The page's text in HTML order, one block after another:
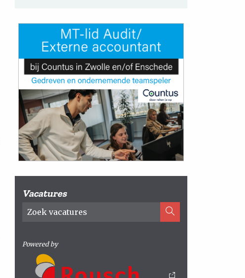
Vacatures
Powered by